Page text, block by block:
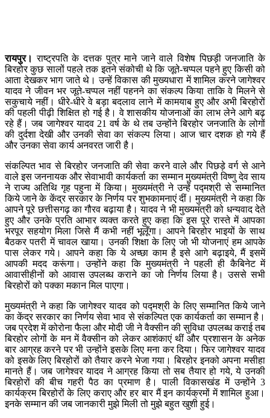
रायपुर। राष्ट्रपति के दत्तक पुत्र माने जाने वाले विशेष पिछड़ी जनजाति के
बिरहोर कुछ सालों पहले तक इतने संकोची थे कि जूते-चप्पल पहने हुए किसी को
आता देखकर भाग जाते थे। उन्हें विकास की मुख्यधारा में शामिल करने जागेश्वर
यादव ने जीवन भर जूते-चप्पल नहीं पहनने का संकल्प किया ताकि वे मिलने से
सकुचाये नहीं। धीरे-धीरे वे बड़ा बदलाव लाने में कामयाब हुए और अभी बिरहोरों
की पहली पीढ़ी शिक्षित हो गई है। वे शासकीय योजनाओं का लाभ लेने आगे बढ़
रहे हैं। जब जागेश्वर यादव 21 वर्ष के थे तब उन्होंने बिरहोर जनजाति के लोगों
की दुर्दशा देखी और उनकी सेवा का संकल्प लिया। आज चार दशक हो गये हैं
और उनका सेवा कार्य अनवरत जारी है।
संकल्पित भाव से बिरहोर जनजाति की सेवा करने वाले और पिछड़े वर्ग से आने
वाले इस जननायक और सेवाभावी कार्यकर्ता का सम्मान मुख्यमंत्री विष्णु देव साय
ने राज्य अतिथि गृह पहुना में किया। मुख्यमंत्री ने उन्हें पद्मश्री से सम्मानित
किये जाने के केंद्र सरकार के निर्णय पर शुभकामनाएं दीं। मुख्यमंत्री ने कहा कि
आपने पूरे छत्तीसगढ़ का गौरव बढ़ाया है। यादव ने भी मुख्यमंत्री को धन्यवाद देते
हुए और उनके प्रति आभार व्यक्त करते हुए कहा कि इस पूरे रास्ते में आपका
भरपूर सहयोग मिला जिसे मैं कभी नहीं भूलूँगा। आपने बिरहोर भाइयों के साथ
बैठकर पतरी में चावल खाया। उनकी शिक्षा के लिए जो भी योजनाएं हम आपके
पास लेकर गये। आपने कहा कि ये अच्छा काम है इसे आगे बढ़ाइये, मैं इसमें
आपकी मदद करूंगा। उन्होंने कहा कि मुख्यमंत्री ने पहली ही कैबिनेट में
आवासीहीनों को आवास उपलब्ध कराने का जो निर्णय लिया है। उससे सभी
बिरहोरों को पक्का मकान मिल पाएगा।
मुख्यमंत्री ने कहा कि जागेश्वर यादव को पद्मश्री के लिए सम्मानित किये जाने
का केंद्र सरकार का निर्णय सेवा भाव से संकल्पित एक कार्यकर्ता का सम्मान है।
जब प्रदेश में कोरोना फैला और मोदी जी ने वैक्सीन की सुविधा उपलब्ध कराई तब
बिरहोर लोगों के मन में वैक्सीन को लेकर आशंकाएं थीं और प्रशासन के अनेक
बार आग्रह करने पर भी उन्होंने इसके लिए मना कर दिया। फिर जागेश्वर यादव
को इसके लिए बिरहोरों को तैयार करने भेजा गया। बिरहोर इनको अपना मसीहा
मानते हैं। जब जागेश्वर यादव ने आग्रह किया तो सब तैयार हो गये, ये उनकी
बिरहोरों की बीच गहरी पैठ का प्रमाण है। पाली विकासखंड में उन्होंने 3
कार्यक्रम बिरहोरों के लिए कराए और हर बार मैं इन कार्यक्रमों में शामिल हुआ।
इनके सम्मान की जब जानकारी मुझे मिली तो मुझे बहुत खुशी हुई।